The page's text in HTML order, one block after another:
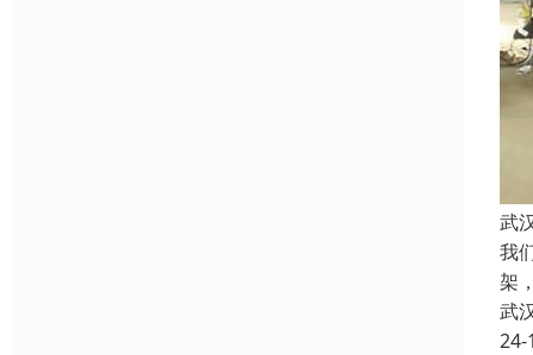
武
我
架
武
24-